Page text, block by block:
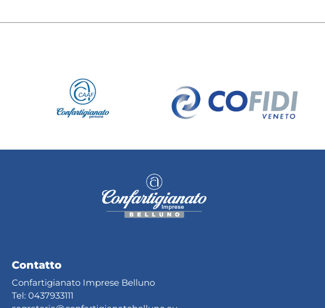
Contatto
Confartigianato Imprese Belluno
Tel: 0437933111